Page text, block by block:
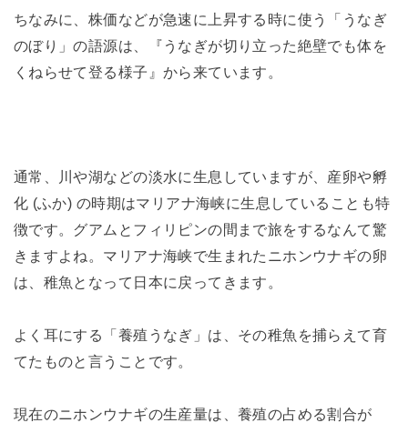
ちなみに、株価などが急速に上昇する時に使う「うなぎ
のぼり」の語源は、『うなぎが切り立った絶壁でも体を
くねらせて登る様子』から来ています。
通常、川や湖などの淡水に生息していますが、産卵や孵
化 (ふか) の時期はマリアナ海峡に生息していることも特
徴です。グアムとフィリピンの間まで旅をするなんて驚
きますよね。マリアナ海峡で生まれたニホンウナギの卵
は、稚魚となって日本に戻ってきます。
よく耳にする「養殖うなぎ」は、その稚魚を捕らえて育
てたものと言うことです。
現在のニホンウナギの生産量は、養殖の占める割合が